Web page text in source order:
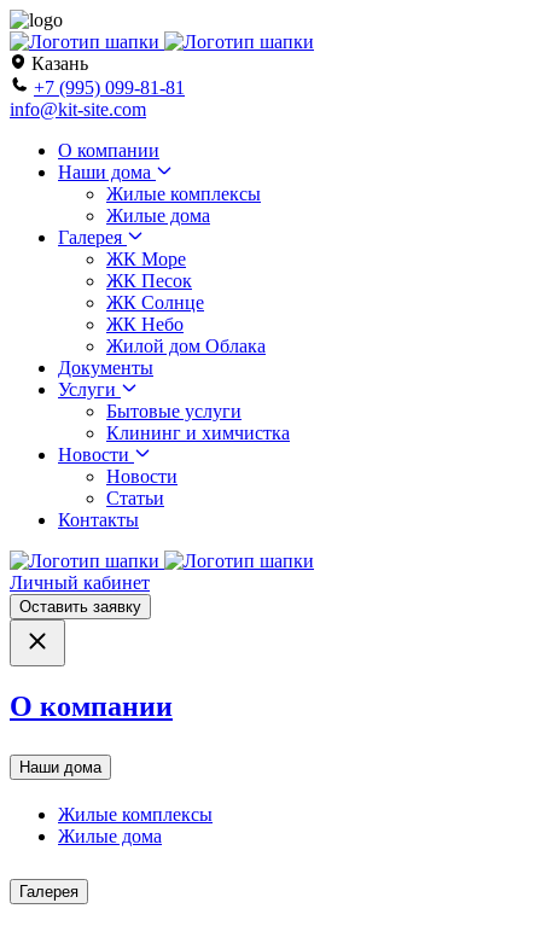
Казань
+7 (995) 099-81-81
info@kit-site.com
О компании
Наши дома
Жилые комплексы
Жилые дома
Галерея
ЖК Море
ЖК Песок
ЖК Солнце
ЖК Небо
Жилой дом Облака
Документы
Услуги
Бытовые услуги
Клининг и химчистка
Новости
Новости
Статьи
Контакты
Личный кабинет
Оставить заявку
О компании
Наши дома
Жилые комплексы
Жилые дома
Галерея